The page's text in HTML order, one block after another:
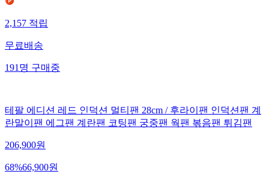
2,157적립
무료배송
191명구매중
테팔 에디션 레드 인덕션 멀티팬 28cm / 후라이팬 인덕션팬 계
란말이팬 에그팬 계란팬 코팅팬 궁중팬 웍팬 볶음팬 튀김팬
206,900원
68%66,900원